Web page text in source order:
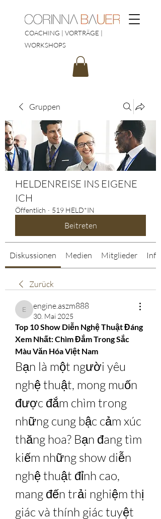
COACHING | VORTRÄGE |
WORKSHOPS
Gruppen
HELDENREISE INS EIGENE
ICH
Öffentlich · 519 HELD*IN
Beitreten
Diskussionen Medien Mitglieder Info
Zurück
engine.aszm888
engine.aszm888
30. Mai 2025
Top 10 Show Diễn Nghệ Thuật Đáng
Xem Nhất: Chìm Đắm Trong Sắc
Màu Văn Hóa Việt Nam
Bạn là một người yêu
nghệ thuật, mong muốn
được đắm chìm trong
những cung bậc cảm xúc
thăng hoa? Bạn đang tìm
kiếm những show diễn
nghệ thuật đỉnh cao,
mang đến trải nghiệm thị
giác và thính giác tuyệt